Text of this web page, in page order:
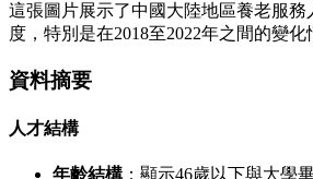
這張圖片展示了中國大陸地區養老服務
度，特別是在2018至2022年之間的變化
資料摘要
人才結構
年齡結構：顯示46歲以下與大學